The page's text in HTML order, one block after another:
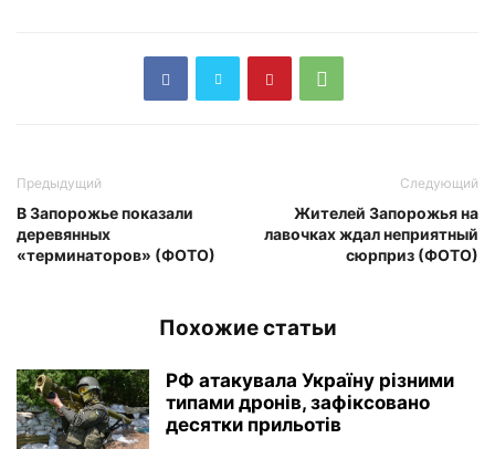
Предыдущий
В Запорожье показали
деревянных
«терминаторов» (ФОТО)
Следующий
Жителей Запорожья на
лавочках ждал неприятный
сюрприз (ФОТО)
Похожие статьи
РФ атакувала Україну різними
типами дронів, зафіксовано
десятки прильотів